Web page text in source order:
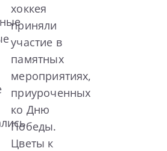
хоккея
приняли
участие в
памятных
мероприятиях,
приуроченных
ко Дню
Победы.
Цветы к